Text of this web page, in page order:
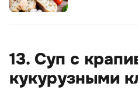
13. Суп с
кукурузными